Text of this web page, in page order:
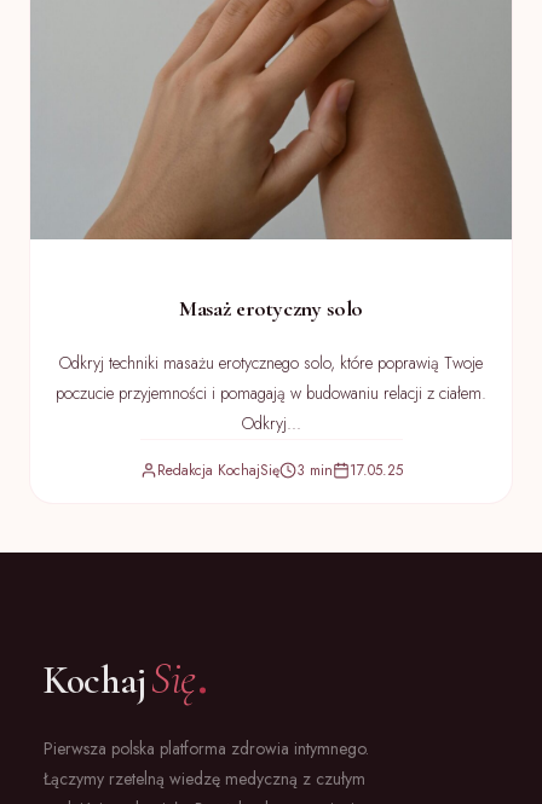
Masaż erotyczny solo
Odkryj techniki masażu erotycznego solo, które poprawią Twoje
poczucie przyjemności i pomagają w budowaniu relacji z ciałem.
Odkryj...
Redakcja KochajSię 3 min 17.05.25
KochajSię.
Pierwsza polska platforma zdrowia intymnego.
Łączymy rzetelną wiedzę medyczną z czułym